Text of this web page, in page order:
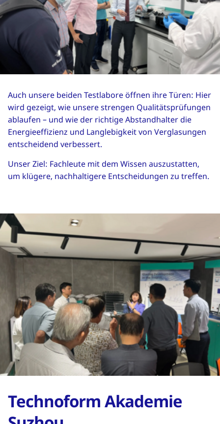
Auch unsere beiden Testlabore öffnen ihre Türen: Hier
wird gezeigt, wie unsere strengen Qualitätsprüfungen
ablaufen – und wie der richtige Abstandhalter die
Energieeffizienz und Langlebigkeit von Verglasungen
entscheidend verbessert.
Unser Ziel: Fachleute mit dem Wissen auszustatten,
um klügere, nachhaltigere Entscheidungen zu treffen.
Technoform Akademie